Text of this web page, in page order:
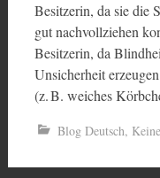
Besitzerin, da sie die
gut nachvollziehen
Besitzerin, da
Unsicherheit
(z. B. weiches
Blog Deutsch,